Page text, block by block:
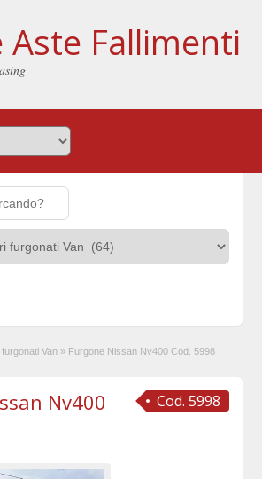
Aste Fallimenti
Van » Furgone Nissan Nv400 Cod. 5998
Cod. 5998
Nv400